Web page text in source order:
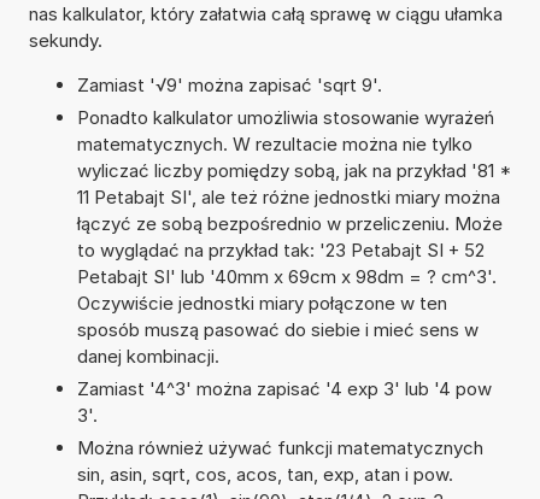
nas kalkulator, który załatwia całą sprawę w ciągu ułamka
sekundy.
Zamiast '√9' można zapisać 'sqrt 9'.
Ponadto kalkulator umożliwia stosowanie wyrażeń
matematycznych. W rezultacie można nie tylko
wyliczać liczby pomiędzy sobą, jak na przykład '81 *
11 Petabajt SI', ale też różne jednostki miary można
łączyć ze sobą bezpośrednio w przeliczeniu. Może
to wyglądać na przykład tak: '23 Petabajt SI + 52
Petabajt SI' lub '40mm x 69cm x 98dm = ? cm^3'.
Oczywiście jednostki miary połączone w ten
sposób muszą pasować do siebie i mieć sens w
danej kombinacji.
Zamiast '4^3' można zapisać '4 exp 3' lub '4 pow
3'.
Można również używać funkcji matematycznych
sin, asin, sqrt, cos, acos, tan, exp, atan i pow.